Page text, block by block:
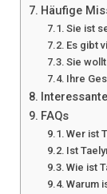
Häufige
Sie ist
Es gibt
Sie
Ihre
FAQs
Wer ist
Ist
Wie ist
Warum